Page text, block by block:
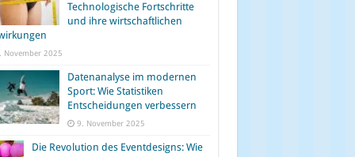
Technologische Fortschritte
und ihre wirtschaftlichen
November 2025
Datenanalyse im modernen
Sport: Wie Statistiken
Entscheidungen verbessern
9. November 2025
Die Revolution des Eventdesigns: Wie